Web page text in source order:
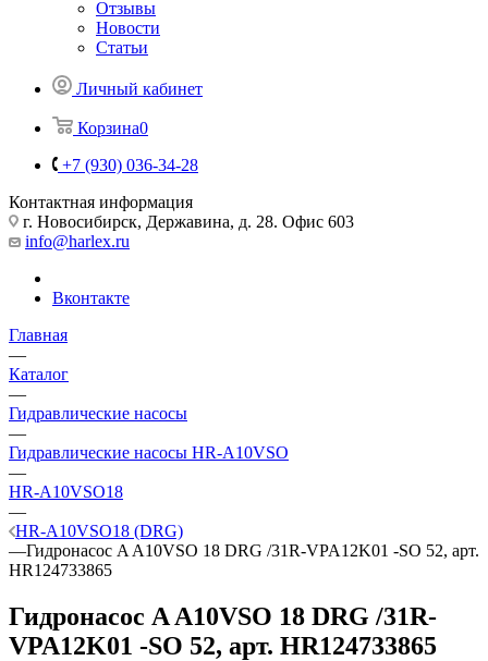
Отзывы
Новости
Статьи
Личный кабинет
Корзина0
+7 (930) 036-34-28
Контактная информация
г. Новосибирск, Державина, д. 28. Офис 603
info@harlex.ru
Вконтакте
Главная
—
Каталог
—
Гидравлические насосы
—
Гидравлические насосы HR-A10VSO
—
HR-A10VSO18
—
HR-A10VSO18 (DRG)
—Гидронасос A A10VSO 18 DRG /31R-VPA12K01 -SO 52, арт.
HR124733865
Гидронасос A A10VSO 18 DRG /31R-
VPA12K01 -SO 52, арт. HR124733865